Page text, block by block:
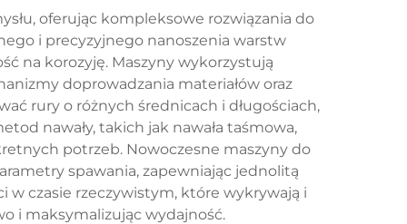
oferując kompleksowe rozwiązania do
i precyzyjnego nanoszenia warstw
na korozyję. Maszyny wykorzystują
doprowadzania materiałów oraz
rury o różnych średnicach i długościach,
nawały, takich jak nawała taśmowa,
potrzeb. Nowoczesne maszyny do
spawania, zapewniając jednolitą
w czasie rzeczywistym, które wykrywają i
i maksymalizując wydajność.